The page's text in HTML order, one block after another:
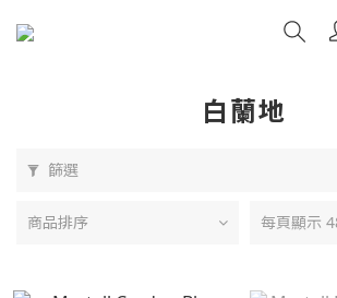
白蘭地
篩選
商品排序 每頁顯示